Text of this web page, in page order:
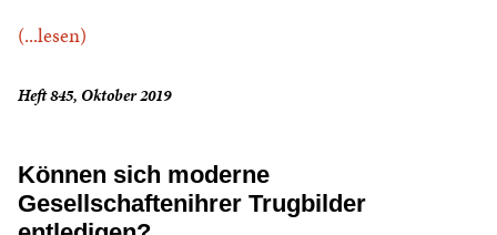
(...lesen)
Heft 845, Oktober 2019
Können sich moderne
Gesellschaftenihrer Trugbilder